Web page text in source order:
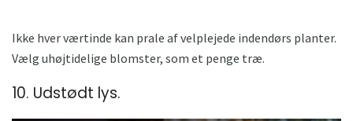
Ikke hver værtinde kan prale af velplejede indendørs planter.
Vælg uhøjtidelige blomster, som et penge træ.
10. Udstødt lys.